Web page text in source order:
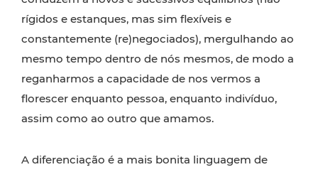
rígidos e estanques, mas sim flexíveis e
constantemente (re)negociados), mergulhando ao
mesmo tempo dentro de nós mesmos, de modo a
reganharmos a capacidade de nos vermos a
florescer enquanto pessoa, enquanto indivíduo,
assim como ao outro que amamos.
A diferenciação é a mais bonita linguagem de